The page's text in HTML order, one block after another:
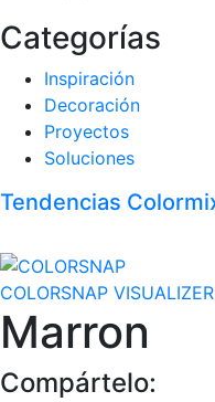
Categorías
Inspiración
Decoración
Proyectos
Soluciones
Tendencias
COLORSNAP
Marron
Compártelo: